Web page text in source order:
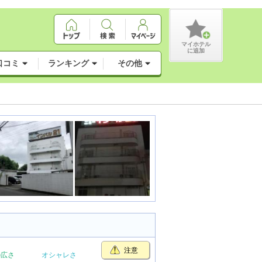
コミ ランキング その他
マイホテル
に追加
さ オシャレさ
注意